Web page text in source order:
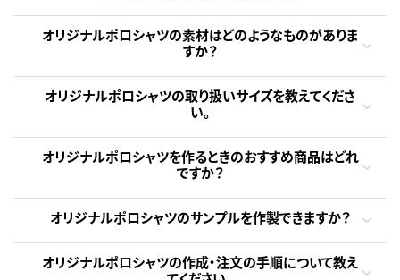
オリジナルポロシャツの素材はどのようなものがありま
すか？
オリジナルポロシャツの取り扱いサイズを教えてくださ
い。
オリジナルポロシャツを作るときのおすすめ商品はどれ
ですか？
オリジナルポロシャツのサンプルを作製できますか？
オリジナルポロシャツの作成・注文の手順について教え